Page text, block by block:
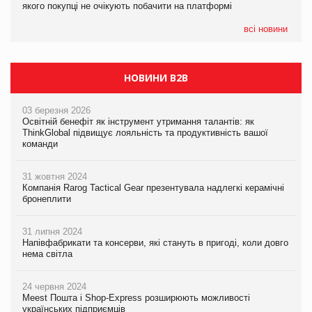
якого покупці не очікують побачити на платформі
всі новини
Мережа супермаркетів VARUS купує мережу магазинів
НОВИНИ B2B
03 березня 2026
Освітній бенефіт як інструмент утримання талантів: як
ThinkGlobal підвищує лояльність та продуктивність вашої
команди
31 жовтня 2024
Компанія Rarog Tactical Gear презентувала надлегкі керамічні
бронеплити
31 липня 2024
Напівфабрикати та консерви, які стануть в пригоді, коли довго
нема світла
24 червня 2024
Meest Пошта і Shop-Express розширюють можливості
українських підприємців